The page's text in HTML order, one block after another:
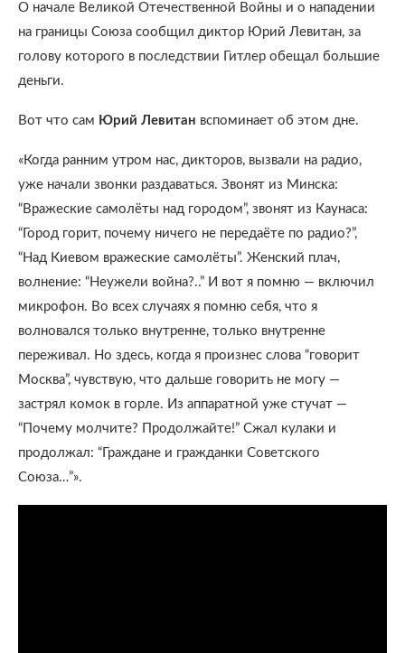
О начале Великой Отечественной Войны и о нападении
на границы Союза сообщил диктор Юрий Левитан, за
голову которого в последствии Гитлер обещал большие
деньги.
Вот что сам Юрий Левитан вспоминает об этом дне.
«Когда ранним утром нас, дикторов, вызвали на радио,
уже начали звонки раздаваться. Звонят из Минска:
“Вражеские самолёты над городом”, звонят из Каунаса:
“Город горит, почему ничего не передаёте по радио?”,
“Над Киевом вражеские самолёты”. Женский плач,
волнение: “Неужели война?..” И вот я помню — включил
микрофон. Во всех случаях я помню себя, что я
волновался только внутренне, только внутренне
переживал. Но здесь, когда я произнес слова “говорит
Москва”, чувствую, что дальше говорить не могу —
застрял комок в горле. Из аппаратной уже стучат —
“Почему молчите? Продолжайте!” Сжал кулаки и
продолжал: “Граждане и гражданки Советского
Союза…”».